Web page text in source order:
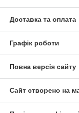
Доставка та оплата
Графік роботи
Повна версія сайту
Сайт створено на